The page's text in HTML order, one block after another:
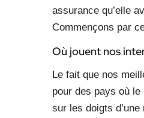
assurance qu’elle
Commençons par
Où jouent nos
Le fait que nos
pour des pays où
sur les doigts